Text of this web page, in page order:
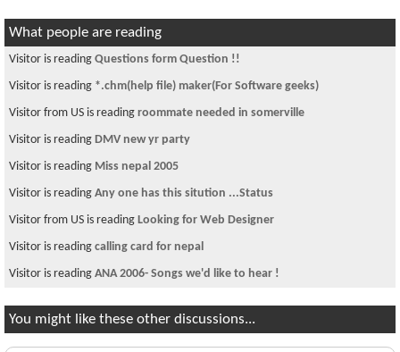
What people are reading
Visitor is reading Questions form Question !!
Visitor is reading *.chm(help file) maker(For Software geeks)
Visitor from US is reading roommate needed in somerville
Visitor is reading DMV new yr party
Visitor is reading Miss nepal 2005
Visitor is reading Any one has this sitution ...Status
Visitor from US is reading Looking for Web Designer
Visitor is reading calling card for nepal
Visitor is reading ANA 2006- Songs we'd like to hear !
You might like these other discussions...